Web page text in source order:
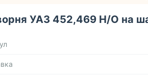
УАЗ 452,469 Н/О на